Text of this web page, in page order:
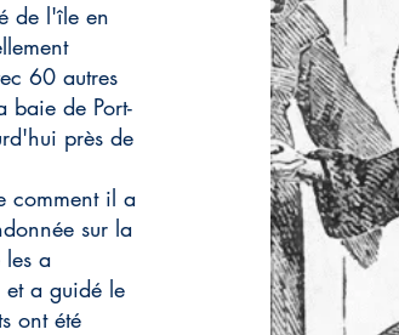
de l'île en
60 autres
baie de Port-
près de
comment il a
sur la
les a
et a guidé le
ont été